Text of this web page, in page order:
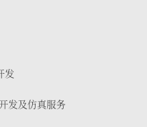
发
发及仿真服务